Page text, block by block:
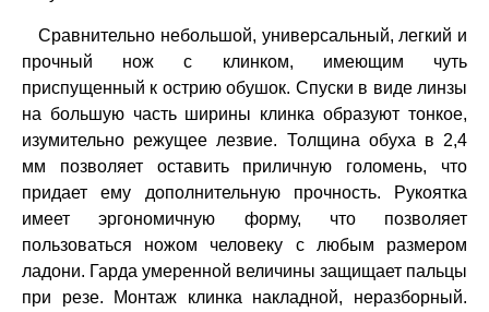
Сравнительно небольшой, универсальный, легкий и
прочный нож с клинком, имеющим чуть
приспущенный к острию обушок. Спуски в виде линзы
на большую часть ширины клинка образуют тонкое,
изумительно режущее лезвие. Толщина обуха в 2,4
мм позволяет оставить приличную голомень, что
придает ему дополнительную прочность. Рукоятка
имеет эргономичную форму, что позволяет
пользоваться ножом человеку с любым размером
ладони. Гарда умеренной величины защищает пальцы
при резе. Монтаж клинка накладной, неразборный.